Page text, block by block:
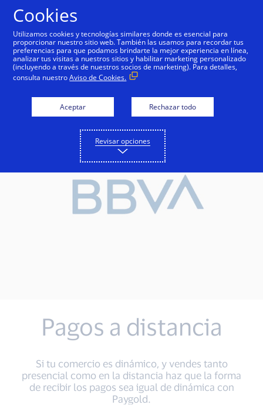
Pagos a distancia
Si tu comercio es dinámico, y vendes tanto
presencial como en la distancia haz que la forma
de recibir los pagos sea igual de dinámica con
Paygold.
Cookies
Utilizamos cookies y tecnologías similares donde es esencial para
proporcionar nuestro sitio web. También las usamos para recordar tus
preferencias para que podamos brindarte la mejor experiencia en línea,
analizar tus visitas a nuestros sitios y habilitar marketing personalizado
(incluyendo a través de nuestros socios de marketing). Para detalles,
consulta nuestroAviso de Cookies.
Aceptar Rechazar todo
Revisar opciones